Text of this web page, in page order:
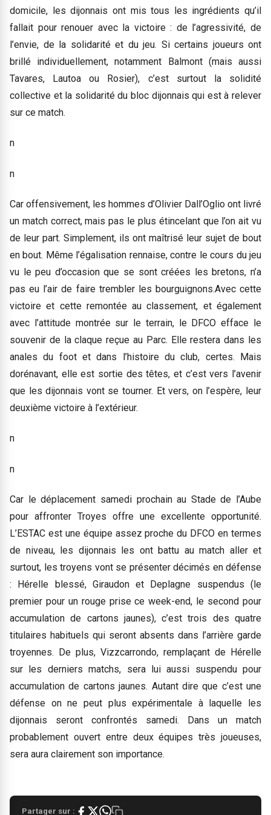
domicile, les dijonnais ont mis tous les ingrédients qu’il
fallait pour renouer avec la victoire : de l’agressivité, de
l’envie, de la solidarité et du jeu. Si certains joueurs ont
brillé individuellement, notamment Balmont (mais aussi
Tavares, Lautoa ou Rosier), c’est surtout la solidité
collective et la solidarité du bloc dijonnais qui est à relever
sur ce match.
n
n
Car offensivement, les hommes d’Olivier Dall’Oglio ont livré
un match correct, mais pas le plus étincelant que l’on ait vu
de leur part. Simplement, ils ont maîtrisé leur sujet de bout
en bout. Même l’égalisation rennaise, contre le cours du jeu
vu le peu d’occasion que se sont créées les bretons, n’a
pas eu l’air de faire trembler les bourguignons.Avec cette
victoire et cette remontée au classement, et également
avec l’attitude montrée sur le terrain, le DFCO efface le
souvenir de la claque reçue au Parc. Elle restera dans les
anales du foot et dans l’histoire du club, certes. Mais
dorénavant, elle est sortie des têtes, et c’est vers l’avenir
que les dijonnais vont se tourner. Et vers, on l’espère, leur
deuxième victoire à l’extérieur.
n
n
Car le déplacement samedi prochain au Stade de l’Aube
pour affronter Troyes offre une excellente opportunité.
L’ESTAC est une équipe assez proche du DFCO en termes
de niveau, les dijonnais les ont battu au match aller et
surtout, les troyens vont se présenter décimés en défense
: Hérelle blessé, Giraudon et Deplagne suspendus (le
premier pour un rouge prise ce week-end, le second pour
accumulation de cartons jaunes), c’est trois des quatre
titulaires habituels qui seront absents dans l’arrière garde
troyennes. De plus, Vizzcarrondo, remplaçant de Hérelle
sur les derniers matchs, sera lui aussi suspendu pour
accumulation de cartons jaunes. Autant dire que c’est une
défense on ne peut plus expérimentale à laquelle les
dijonnais seront confrontés samedi. Dans un match
probablement ouvert entre deux équipes très joueuses,
sera aura clairement son importance.
Partager sur :